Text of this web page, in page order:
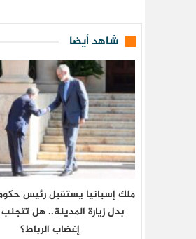
شاهد أيضا
ملك إسبانيا يستقبل رئيس
بدل زيارة المدينة.. هل
إغضاب الرباط؟